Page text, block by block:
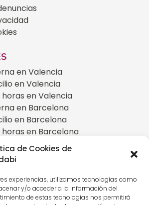
de Cookies de
experiencias, utilizamos tecnologías como
y/o acceder a la información del
de estas tecnologías nos permitirá
en Valencia
en Valencia
en Valencia
en Barcelona
en Barcelona
en Barcelona
en Madrid
en Madrid
con Alzheimer